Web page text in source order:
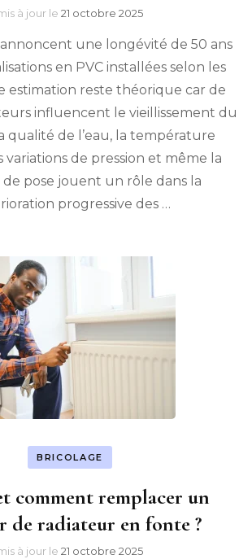
à jour le 21 octobre 2025
annoncent une longévité de 50 ans
en PVC installées selon les
estimation reste théorique car de
influencent le vieillissement du
qualité de l’eau, la température
variations de pression et même la
pose jouent un rôle dans la
progressive des …
BRICOLAGE
comment remplacer un
de radiateur en fonte ?
à jour le 21 octobre 2025